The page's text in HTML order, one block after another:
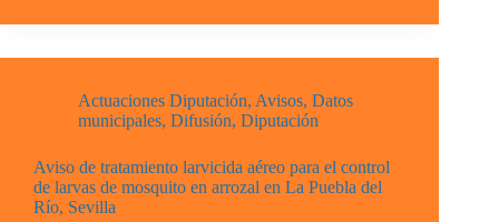
Actuaciones Diputación, Avisos, Datos
municipales, Difusión, Diputación
Aviso de tratamiento larvicida aéreo para el control
de larvas de mosquito en arrozal en La Puebla del
Río, Sevilla